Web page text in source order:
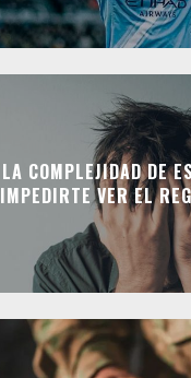
LA COMPLEJIDAD DE
IMPEDIRTE VER EL